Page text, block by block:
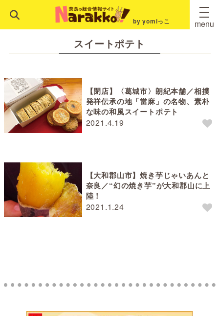
by yomiっこ menu
スイートポテト
2021.4.19
【閉店】〈葛城市〉朗紀本舗／相撲
発祥伝承の地「當麻」の名物、素朴
な味の和風スイートポテト
2021.1.24
【大和郡山市】焼き芋じゃいあんと
奈良／“幻の焼き芋”が大和郡山に上
陸！